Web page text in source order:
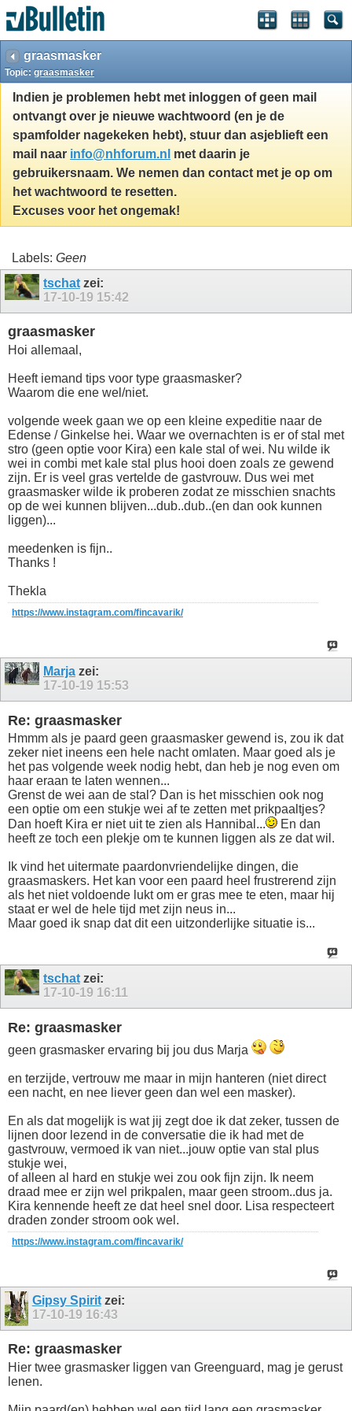
graasmasker
Topic: graasmasker
Indien je problemen hebt met inloggen of geen mail
ontvangt over je nieuwe wachtwoord (en je de
spamfolder nagekeken hebt), stuur dan asjeblieft een
mail naar info@nhforum.nl met daarin je
gebruikersnaam. We nemen dan contact met je op om
het wachtwoord te resetten.
Excuses voor het ongemak!
Labels: Geen
tschat zei:
17-10-19 15:42
graasmasker
Hoi allemaal,
Heeft iemand tips voor type graasmasker?
Waarom die ene wel/niet.
volgende week gaan we op een kleine expeditie naar de
Edense / Ginkelse hei. Waar we overnachten is er of stal met
stro (geen optie voor Kira) een kale stal of wei. Nu wilde ik
wei in combi met kale stal plus hooi doen zoals ze gewend
zijn. Er is veel gras vertelde de gastvrouw. Dus wei met
graasmasker wilde ik proberen zodat ze misschien snachts
op de wei kunnen blijven...dub..dub..(en dan ook kunnen
liggen)...
meedenken is fijn..
Thanks !
Thekla
https://www.instagram.com/fincavarik/
Marja zei:
17-10-19 15:53
Re: graasmasker
Hmmm als je paard geen graasmasker gewend is, zou ik dat
zeker niet ineens een hele nacht omlaten. Maar goed als je
het pas volgende week nodig hebt, dan heb je nog even om
haar eraan te laten wennen...
Grenst de wei aan de stal? Dan is het misschien ook nog
een optie om een stukje wei af te zetten met prikpaaltjes?
Dan hoeft Kira er niet uit te zien als Hannibal...
En dan
heeft ze toch een plekje om te kunnen liggen als ze dat wil.
Ik vind het uitermate paardonvriendelijke dingen, die
graasmaskers. Het kan voor een paard heel frustrerend zijn
als het niet voldoende lukt om er gras mee te eten, maar hij
staat er wel de hele tijd met zijn neus in...
Maar goed ik snap dat dit een uitzonderlijke situatie is...
tschat zei:
17-10-19 16:11
Re: graasmasker
geen grasmasker ervaring bij jou dus Marja
en terzijde, vertrouw me maar in mijn hanteren (niet direct
een nacht, en nee liever geen dan wel een masker).
En als dat mogelijk is wat jij zegt doe ik dat zeker, tussen de
lijnen door lezend in de conversatie die ik had met de
gastvrouw, vermoed ik van niet...jouw optie van stal plus
stukje wei,
of alleen al hard en stukje wei zou ook fijn zijn. Ik neem
draad mee er zijn wel prikpalen, maar geen stroom..dus ja.
Kira kennende heeft ze dat heel snel door. Lisa respecteert
draden zonder stroom ook wel.
https://www.instagram.com/fincavarik/
Gipsy Spiritzei:
17-10-19 16:43
Re: graasmasker
Hier twee grasmasker liggen van Greenguard, mag je gerust
lenen.